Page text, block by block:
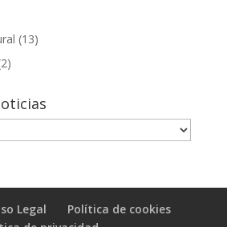
(13)
Legal
Política de cookies